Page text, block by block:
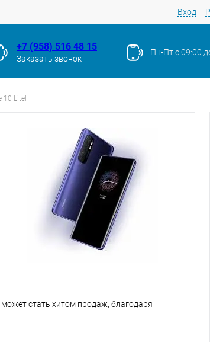
Вход
+7 (958) 516 48 15
Заказать звонок
Пн-Пт с 09:00
10 Lite!
стать хитом продаж, благодаря